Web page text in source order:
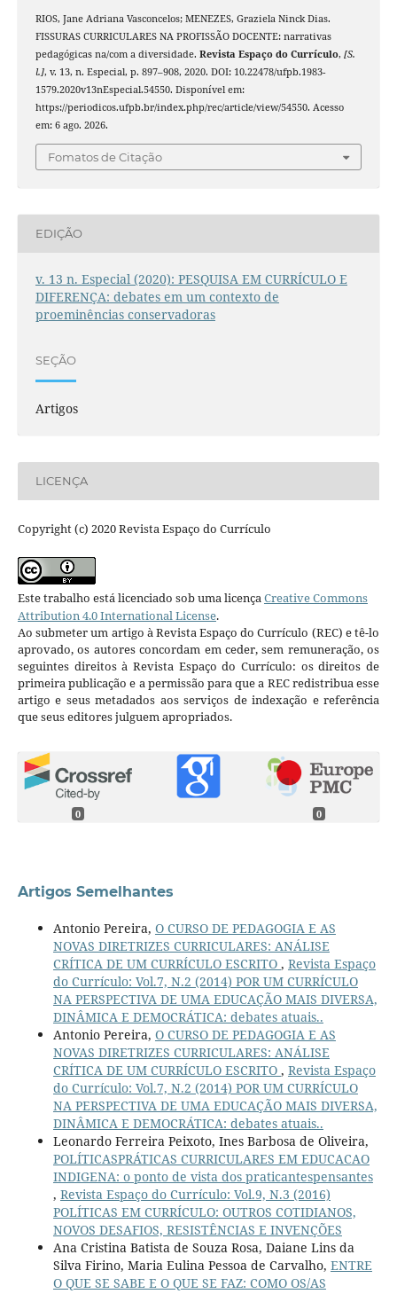
RIOS, Jane Adriana Vasconcelos; MENEZES, Graziela Ninck Dias.
FISSURAS CURRICULARES NA PROFISSÃO DOCENTE: narrativas
pedagógicas na/com a diversidade. Revista Espaço do Currículo, [S.
l.], v. 13, n. Especial, p. 897–908, 2020. DOI: 10.22478/ufpb.1983-
1579.2020v13nEspecial.54550. Disponível em:
https://periodicos.ufpb.br/index.php/rec/article/view/54550. Acesso
em: 6 ago. 2026.
Fomatos de Citação
EDIÇÃO
v. 13 n. Especial (2020): PESQUISA EM CURRÍCULO E
DIFERENÇA: debates em um contexto de
proeminências conservadoras
SEÇÃO
Artigos
LICENÇA
Copyright (c) 2020 Revista Espaço do Currículo
Este trabalho está licenciado sob uma licençaCreative Commons
Attribution 4.0 International License.
Ao submeter um artigo à Revista Espaço do Currículo (REC) e tê-lo
aprovado, os autores concordam em ceder, sem remuneração, os
seguintes direitos à Revista Espaço do Currículo: os direitos de
primeira publicação e a permissão para que a REC redistribua esse
artigo e seus metadados aos serviços de indexação e referência
que seus editores julguem apropriados.
0 0
Artigos Semelhantes
Antonio Pereira, O CURSO DE PEDAGOGIA E AS
NOVAS DIRETRIZES CURRICULARES: ANÁLISE
CRÍTICA DE UM CURRÍCULO ESCRITO , Revista Espaço
do Currículo: Vol.7, N.2 (2014) POR UM CURRÍCULO
NA PERSPECTIVA DE UMA EDUCAÇÃO MAIS DIVERSA,
DINÂMICA E DEMOCRÁTICA: debates atuais..
Antonio Pereira, O CURSO DE PEDAGOGIA E AS
NOVAS DIRETRIZES CURRICULARES: ANÁLISE
CRÍTICA DE UM CURRÍCULO ESCRITO , Revista Espaço
do Currículo: Vol.7, N.2 (2014) POR UM CURRÍCULO
NA PERSPECTIVA DE UMA EDUCAÇÃO MAIS DIVERSA,
DINÂMICA E DEMOCRÁTICA: debates atuais..
Leonardo Ferreira Peixoto, Ines Barbosa de Oliveira,
POLÍTICASPRÁTICAS CURRICULARES EM EDUCACAO
INDIGENA: o ponto de vista dos praticantespensantes
, Revista Espaço do Currículo: Vol.9, N.3 (2016)
POLÍTICAS EM CURRÍCULO: OUTROS COTIDIANOS,
NOVOS DESAFIOS, RESISTÊNCIAS E INVENÇÕES
Ana Cristina Batista de Souza Rosa, Daiane Lins da
Silva Firino, Maria Eulina Pessoa de Carvalho, ENTRE
O QUE SE SABE E O QUE SE FAZ: COMO OS/AS